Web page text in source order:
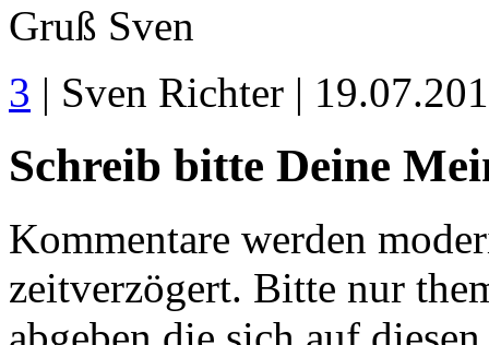
Gruß Sven
3 | Sven Richter |
Schreib bitte Deine
Kommentare werden
zeitverzögert. Bitte nur